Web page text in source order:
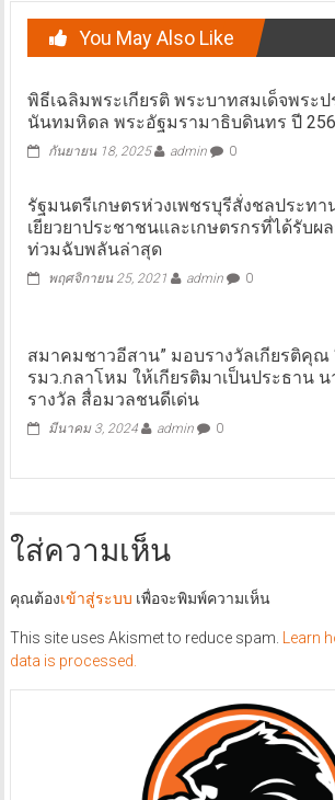
You May Also Like
พิธีเฉลิมพระเกียรติ พระบาทสมเด็จพระ
นันทมหิดล พระอัฐมรามาธิบดินทร ปี
กันยายน 18, 2025 admin 0
รัฐมนตรีเกษตรห่วงเพชรบุรีสั่งชลประทา
เยียวยาประชาชนและเกษตรกรที่ได้รับผ
ท่วมฉับพลันล่าสุด
พฤศจิกายน 25, 2021 admin 0
สมาคมชาวอีสาน” มอบรางวัลเกียรติคุณ
รมว.กลาโหม ให้เกียรติมาเป็นประธาน
รางวัล สื่อมวลชนดีเด่น
มีนาคม 3, 2024 admin 0
ใส่ความเห็น
คุณต้องเข้าสู่ระบบ เพื่อจะพิมพ์ความเห็น
This site uses Akismet to reduce spam.
Learn
data is processed.